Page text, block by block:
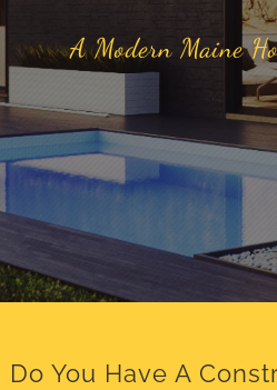
A Modern Maine
Do You Have A